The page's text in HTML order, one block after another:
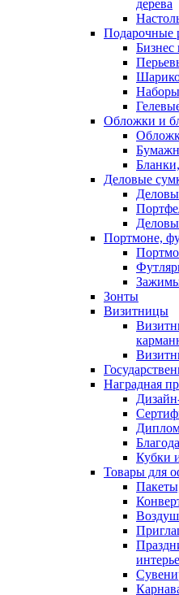
дерева
Подарочные
Бизнес
Обложки и
Деловые
Портмоне,
Зонты
Визитницы
Наградная
Кубки
Товары для